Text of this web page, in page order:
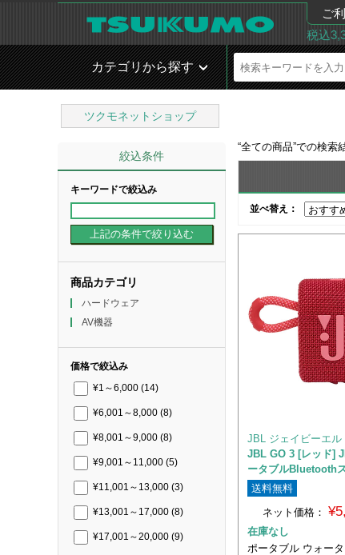
ご
税込
カテゴリから探す
ツクモネットショップ
絞込条件
キーワードで絞込み
商品カテゴリ
ハードウェア
AV機器
価格で絞込み
¥1～6,000 (14)
¥6,001～8,000 (8)
¥8,001～9,000 (8)
¥9,001～11,000 (5)
¥11,001～13,000 (3)
¥13,001～17,000 (8)
¥17,001～20,000 (9)
“全ての商品”での検索
並べ替え：
JBL ジェイビーエル
JBL GO 3 [レッド]
ータブルBluetooth
送料無料
ネット価格：
在庫なし
ポータブル ウォー